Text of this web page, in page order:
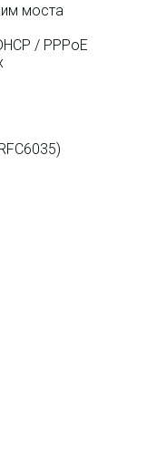
моста
/ PPPoE